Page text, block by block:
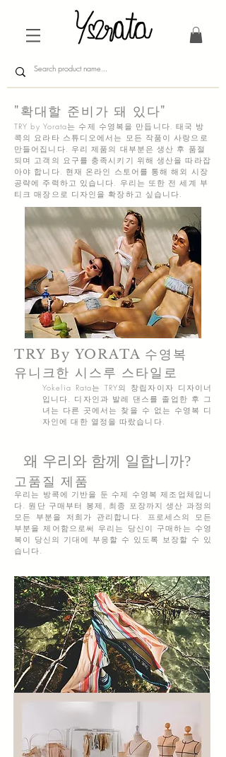
"확대할 준비가 돼 있다"
TRY by Yorata는 수제 수영복을 만듭니다. 태국 방
콕의 요라타 스튜디오에서는 모든 작품이 사랑으로
만들어집니다. 우리 제품의 대부분은 생산 후 품절
되며 고객의 요구를 충족시키기 위해 생산을 따라잡
아야 합니다. 현재 온라인 스토어를 통해 해외 시장
공략에 주력하고 있습니다. 우리는 또한 전 세계 부
티크 매장으로 디자인을 확장하고 싶습니다.
TRY By YORATA 수영복
유니크한 시스루 스타일로
Yokelia Rata는 TRY의 창립자이자 디자이너
입니다. 디자인과 발레 댄스를 졸업한 후 그
녀는 다른 곳에서는 찾을 수 없는 수영복 디
자인에 대한 열정을 따랐습니다.
왜 우리와 함께 일합니까?
고품질 제품
우리는 방콕에 기반을 둔 수제 수영복 제조업체입니
다. 원단 구매부터 봉제, 최종 포장까지 생산 과정의
모든 부분을 저희가 관리합니다. 프로세스의 모든
부분을 제어함으로써 우리는 당신이 구매하는 수영
복이 당신의 기대에 부응할 수 있도록 보장할 수 있
습니다.